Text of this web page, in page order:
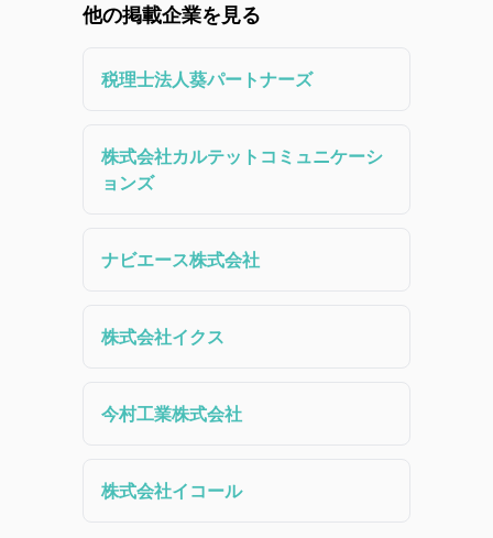
他の掲載企業を見る
税理士法人葵パートナーズ
株式会社カルテットコミュニケーシ
ョンズ
ナビエース株式会社
株式会社イクス
今村工業株式会社
株式会社イコール